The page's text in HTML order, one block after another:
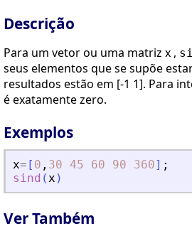
Descrição
Para um vetor ou uma matriz x ,
seus elementos que se supõe
resultados estão em [-1 1]. Para
é exatamente zero.
Exemplos
x= [ 0 , 30 45 60 90 360] ;
sind (x )
Ver Também